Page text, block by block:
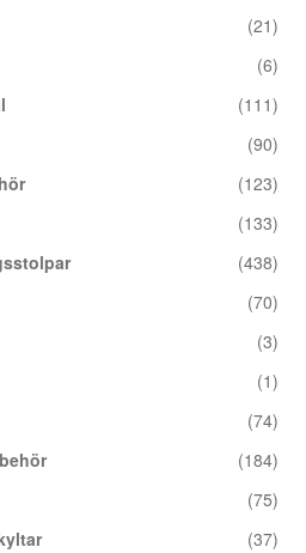
(21)
(6)
(111)
(90)
(123)
(133)
(438)
(70)
(3)
(1)
(74)
(184)
(75)
(37)